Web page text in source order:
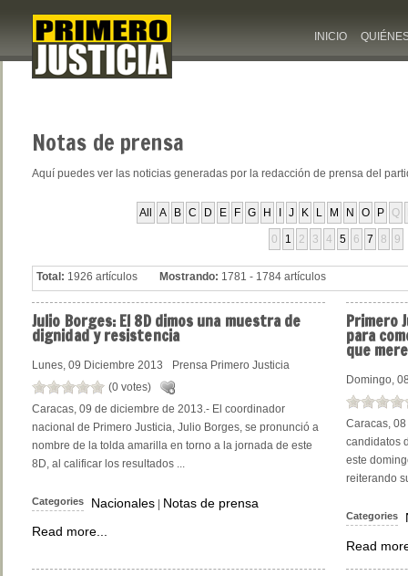
INICIO
Notas de prensa
Aquí puedes ver las noticias generadas por la redacción de prensa del
All A B C D E F G H J K L M N O P Q
0 1 2 3 4 5 6 7 8 9
Total: 1926 artículos Mostrando: 1781 - 1784 artículos
Julio Borges: El 8D dimos una muestra de
dignidad y resistencia
Lunes, 09 Diciembre 2013
Prensa Primero Justicia
(0 votes)
Caracas, 09 de diciembre de 2013.- El coordinador
nacional de Primero Justicia, Julio Borges, se pronunció a
nombre de la tolda amarilla en torno a la jornada de este
8D, al calificar los resultados ...
Categories Nacionales
Notas de prensa
Read more...
Primero
para
que
Domingo,
Caracas,
candidatos
este
reiterando
Categories
Read